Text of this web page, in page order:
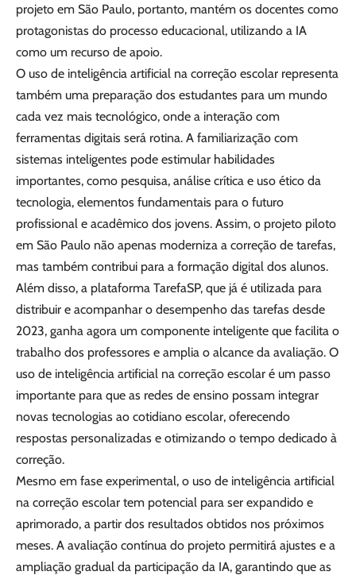
projeto em São Paulo, portanto, mantém os docentes como
protagonistas do processo educacional, utilizando a IA
como um recurso de apoio.
O uso de inteligência artificial na correção escolar representa
também uma preparação dos estudantes para um mundo
cada vez mais tecnológico, onde a interação com
ferramentas digitais será rotina. A familiarização com
sistemas inteligentes pode estimular habilidades
importantes, como pesquisa, análise crítica e uso ético da
tecnologia, elementos fundamentais para o futuro
profissional e acadêmico dos jovens. Assim, o projeto piloto
em São Paulo não apenas moderniza a correção de tarefas,
mas também contribui para a formação digital dos alunos.
Além disso, a plataforma TarefaSP, que já é utilizada para
distribuir e acompanhar o desempenho das tarefas desde
2023, ganha agora um componente inteligente que facilita o
trabalho dos professores e amplia o alcance da avaliação. O
uso de inteligência artificial na correção escolar é um passo
importante para que as redes de ensino possam integrar
novas tecnologias ao cotidiano escolar, oferecendo
respostas personalizadas e otimizando o tempo dedicado à
correção.
Mesmo em fase experimental, o uso de inteligência artificial
na correção escolar tem potencial para ser expandido e
aprimorado, a partir dos resultados obtidos nos próximos
meses. A avaliação contínua do projeto permitirá ajustes e a
ampliação gradual da participação da IA, garantindo que as